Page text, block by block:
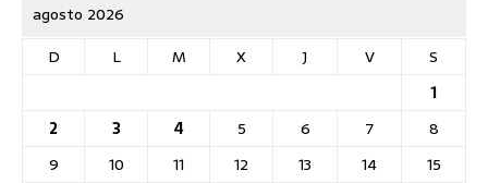
agosto 2026
D
L M X J V
S
1
2
3 4 5 6 7
8
9
10 11 12 13 14
15